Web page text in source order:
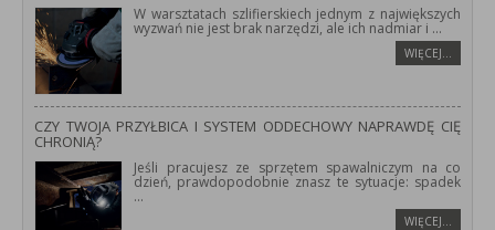
W warsztatach szlifierskiech jednym z największych
wyzwań nie jest brak narzędzi, ale ich nadmiar i ...
WIĘCEJ…
CZY TWOJA PRZYŁBICA I SYSTEM ODDECHOWY NAPRAWDĘ CIĘ
CHRONIĄ?
Jeśli pracujesz ze sprzętem spawalniczym na co
dzień, prawdopodobnie znasz te sytuacje: spadek
...
WIĘCEJ…